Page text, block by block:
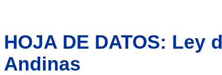
HOJA DE DATOS: Ley
Andinas